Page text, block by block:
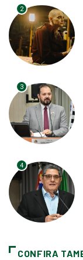
2
3
4
CONFIRA